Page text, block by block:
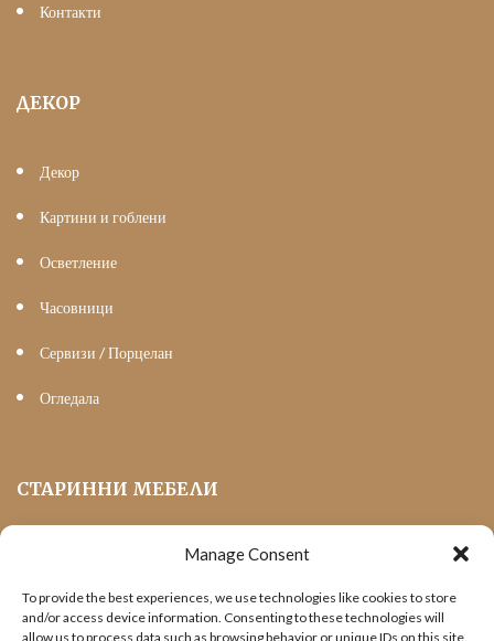
Manage Consent
To provide the best experiences, we use technologies like cookies to store
and/or access device information. Consenting to these technologies will
allow us to process data such as browsing behavior or unique IDs on this site.
Контакти
ДЕКОР
Декор
Картини и гоблени
Осветление
Часовници
Сервизи / Порцелан
Огледала
СТАРИННИ МЕБЕЛИ
Трапезни маси и столове